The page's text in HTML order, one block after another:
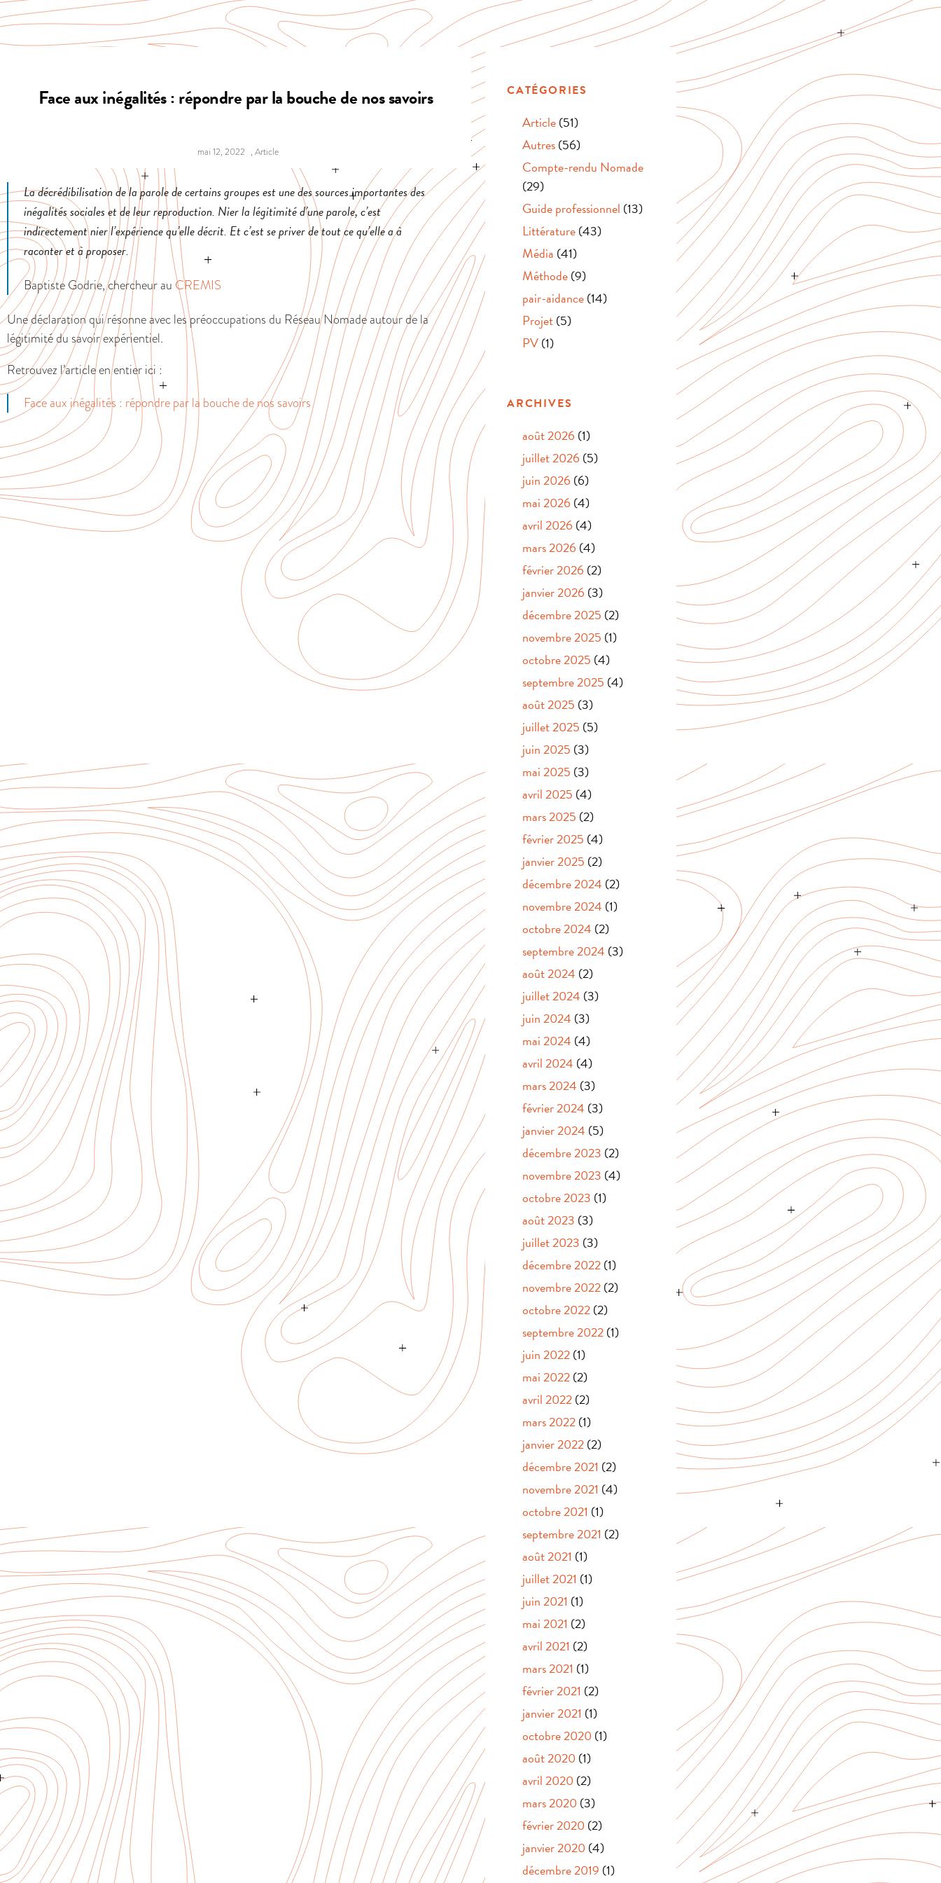
Face aux inégalités : répondre par la bouche de nos savoirs
mai 12, 2022 , Article
La décrédibilisation de la parole de certains groupes est une des sources importantes des
inégalités sociales et de leur reproduction. Nier la légitimité d’une parole, c’est
indirectement nier l’expérience qu’elle décrit. Et c’est se priver de tout ce qu’elle a à
raconter et à proposer.
Baptiste Godrie, chercheur au CREMIS
Une déclaration qui résonne avec les préoccupations du Réseau Nomade autour de la
légitimité du savoir expérientiel.
Retrouvez l’article en entier ici :
Face aux inégalités : répondre par la bouche de nos savoirs
CATÉGORIES
Article(51)
Autres(56)
Compte-rendu Nomade
(29)
Guide professionnel (13)
Littérature(43)
Média (41)
Méthode(9)
pair-aidance(14)
Projet(5)
PV(1)
ARCHIVES
août 2026 (1)
juillet 2026 (5)
juin 2026 (6)
mai 2026 (4)
avril 2026 (4)
mars 2026 (4)
février 2026 (2)
janvier 2026 (3)
décembre 2025 (2)
novembre 2025 (1)
octobre 2025 (4)
septembre 2025 (4)
août 2025 (3)
juillet 2025 (5)
juin 2025 (3)
mai 2025 (3)
avril 2025 (4)
mars 2025 (2)
février 2025 (4)
janvier 2025 (2)
décembre 2024 (2)
novembre 2024 (1)
octobre 2024 (2)
septembre 2024 (3)
août 2024 (2)
juillet 2024 (3)
juin 2024 (3)
mai 2024 (4)
avril 2024 (4)
mars 2024 (3)
février 2024 (3)
janvier 2024 (5)
décembre 2023 (2)
novembre 2023 (4)
octobre 2023 (1)
août 2023 (3)
juillet 2023 (3)
décembre 2022(1)
novembre 2022(2)
octobre 2022(2)
septembre 2022(1)
juin 2022(1)
mai 2022(2)
avril 2022(2)
mars 2022(1)
janvier 2022(2)
décembre 2021 (2)
novembre 2021 (4)
octobre 2021 (1)
septembre 2021 (2)
août 2021 (1)
juillet 2021 (1)
juin 2021 (1)
mai 2021 (2)
avril 2021 (2)
mars 2021 (1)
février 2021 (2)
janvier 2021 (1)
octobre 2020 (1)
août 2020 (1)
avril 2020 (2)
mars 2020 (3)
février 2020 (2)
janvier 2020 (4)
décembre 2019 (1)